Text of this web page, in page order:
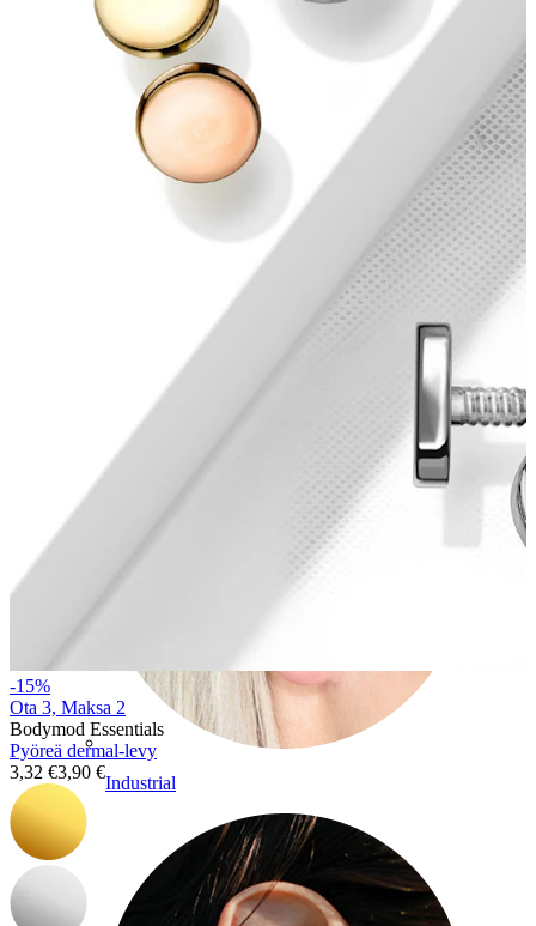
Industrial
-15%
Ota 3, Maksa 2
Bodymod Essentials
Pyöreä dermal-levy
3,32 €3,90 €